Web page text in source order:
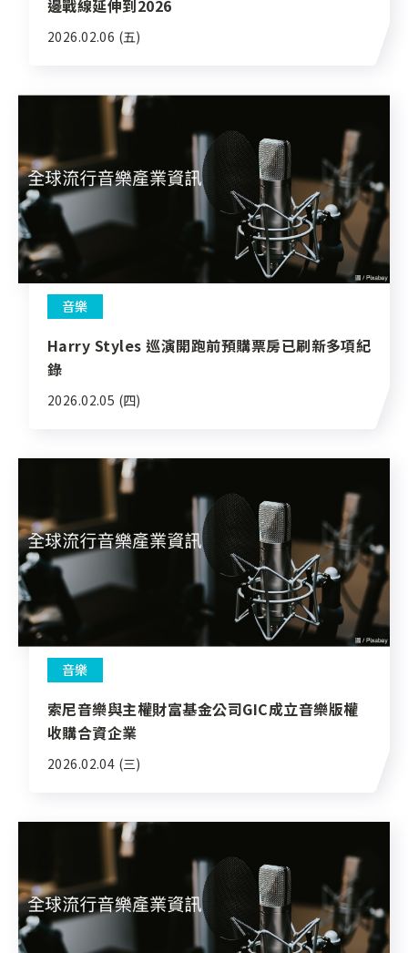
邊戰線延伸到2026
2026.02.06 (五)
音樂
Harry Styles 巡演開跑前預購票房已刷新多項紀
錄
2026.02.05 (四)
音樂
索尼音樂與主權財富基金公司GIC成立音樂版權
收購合資企業
2026.02.04 (三)